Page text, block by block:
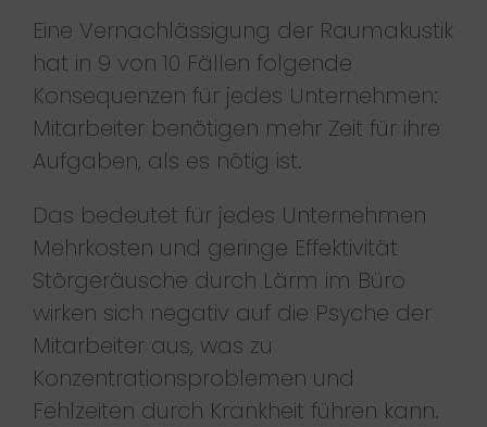
Eine Vernachlässigung der Raumakustik
hat in 9 von 10 Fällen folgende
Konsequenzen für jedes Unternehmen:
Mitarbeiter benötigen mehr Zeit für ihre
Aufgaben, als es nötig ist.
Das bedeutet für jedes Unternehmen
Mehrkosten und geringe Effektivität
Störgeräusche durch Lärm im Büro
wirken sich negativ auf die Psyche der
Mitarbeiter aus, was zu
Konzentrationsproblemen und
Fehlzeiten durch Krankheit führen kann.